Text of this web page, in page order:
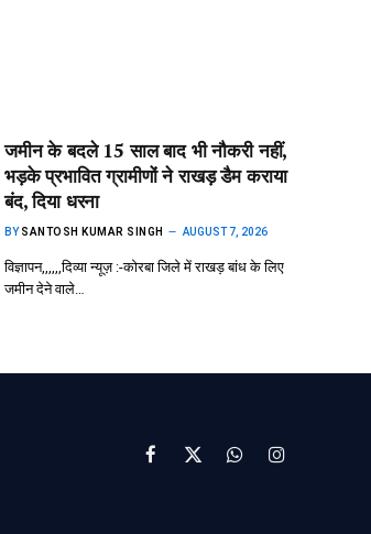
जमीन के बदले 15 साल बाद भी नौकरी नहीं,
भड़के प्रभावित ग्रामीणों ने राखड़ डैम कराया
बंद, दिया धरना
BY SANTOSH KUMAR SINGH AUGUST 7, 2026
विज्ञापन,,,,,,दिव्या न्यूज़ :-कोरबा जिले में राखड़ बांध के लिए
जमीन देने वाले…
Facebook
X
WhatsAppInstagram